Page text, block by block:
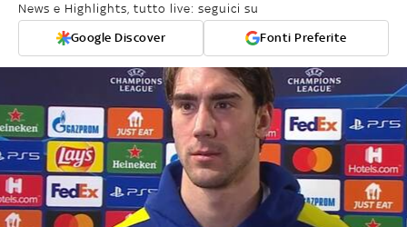
News e Highlights, tutto live: seguici su
Google Discover Fonti Preferite